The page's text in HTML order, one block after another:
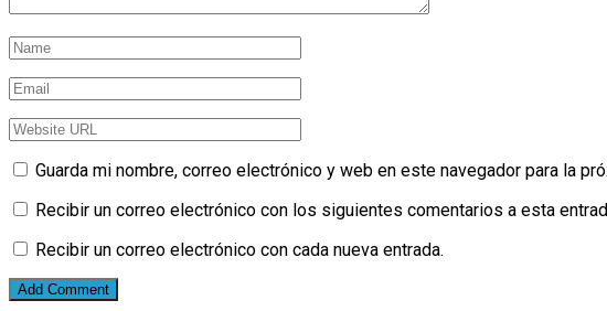
Guarda mi nombre, correo electrónico y web en este navegador para la
Recibir un correo electrónico con los siguientes comentarios a esta
Recibir un correo electrónico con cada nueva entrada.